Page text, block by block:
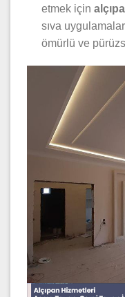
etmek için
sıva
ömürlü ve